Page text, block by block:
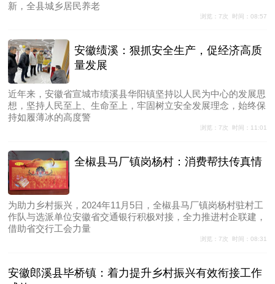
新，全县城乡居民养老
浏览：7次 时间：08:57
安徽绩溪：狠抓安全生产，促经济高质
量发展
近年来，安徽省宣城市绩溪县华阳镇坚持以人民为中心的发展思
想，坚持人民至上、生命至上，牢固树立安全发展理念，始终保
持如履薄冰的高度警
浏览：7次 时间：11:01
全椒县马厂镇岗杨村：消费帮扶传真情
为助力乡村振兴，2024年11月5日，全椒县马厂镇岗杨村驻村工
作队与选派单位安徽省交通银行积极对接，全力推进村企联建，
借助省交行工会力量
浏览：7次 时间：08:31
安徽郎溪县毕桥镇：着力提升乡村振兴有效衔接工作